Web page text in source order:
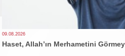
09.08.2026
Haset, Allah’ın Merhametini